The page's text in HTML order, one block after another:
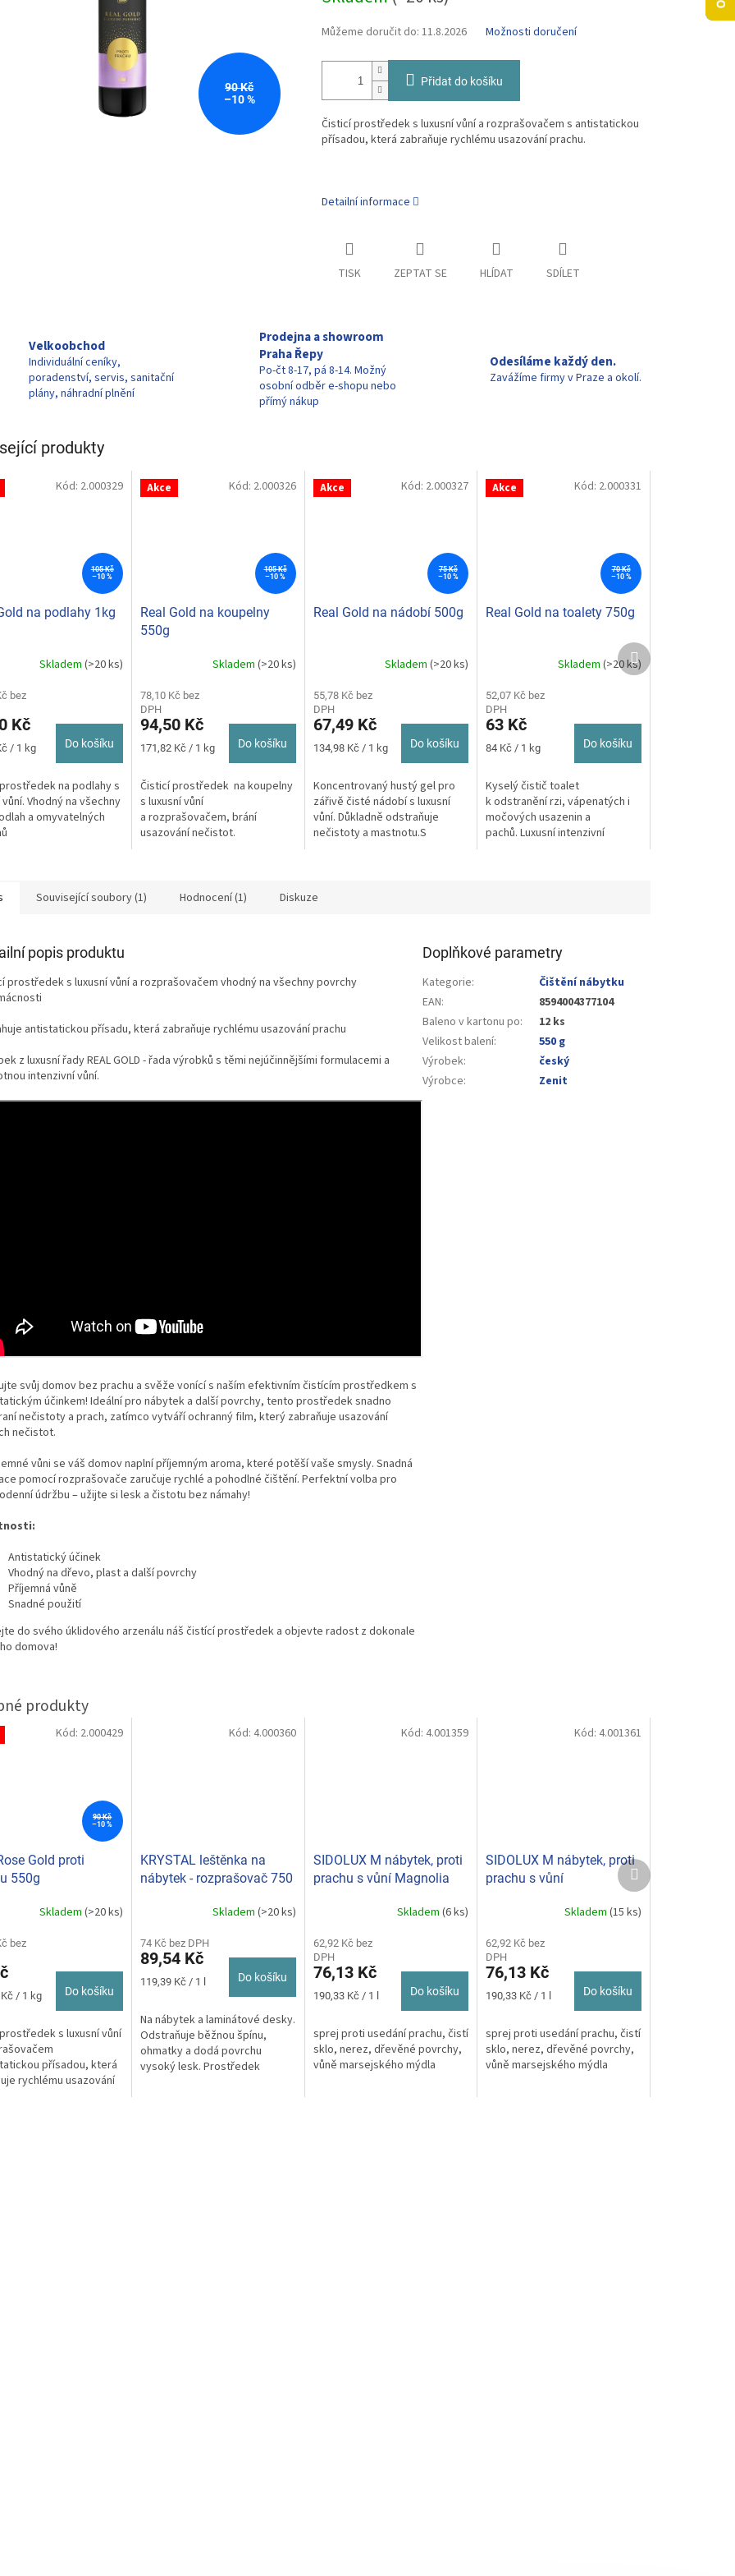
90 Kč
–10 %
Můžeme doručit do: 11.8.2026 Možnosti doručení
Přidat do košíku
Čisticí prostředek s luxusní vůní a rozprašovačem s antistatickou
přísadou, která zabraňuje rychlému usazování prachu.
Detailní informace
TISK ZEPTAT SE HLÍDAT SDÍLET
Velkoobchod
Individuální ceníky,
poradenství, servis, sanitační
plány, náhradní plnění
Prodejna a showroom
Praha Řepy
Po-čt 8-17, pá 8-14. Možný
osobní odběr e-shopu nebo
přímý nákup
Odesíláme každý den.
Zavážíme firmy v Praze a okolí.
produkty
105 Kč
–10 %
na podlahy 1kg
Skladem (>20 ks)
bez
Kč
/ 1 kg Do košíku
na podlahy s
Vhodný na všechny
a omyvatelných
Kód: 2.000329 Akce
105 Kč
–10 %
Real Gold na koupelny
550g
produktu
je
5,0
z
hvězdiček.
Skladem (>20 ks)
78,10 Kč bez
DPH
94,50 Kč
Měrná
171,82 Kč / 1 kg Do košíku
Čisticí prostředek na koupelny
s luxusní vůní
a rozprašovačem, brání
usazování nečistot.
Kód: 2.000326 Akce
75 Kč
–10 %
Real Gold na nádobí 500g
Skladem(>20 ks)
55,78 Kč bez
DPH
67,49 Kč
Měrná
134,98 Kč / 1 kg Do košíku
Koncentrovaný hustý gel pro
zářivě čisté nádobí s luxusní
vůní. Důkladně odstraňuje
nečistoty a mastnotu.S
Kód: 2.000327 Akce
70 Kč
–10 %
Real Gold na toalety 750g
Skladem (>20 ks)
52,07 Kč bez
DPH
63 Kč
Měrná
84 Kč / 1 kg Do košíku
Kyselý čistič toalet
k odstranění rzi, vápenatých i
močových usazenin a
pachů. Luxusní intenzivní
Kód: 2.000331
Další
produkt
Související soubory (1) Hodnocení (1) Diskuze
popis produktu
prostředek s luxusní vůní a rozprašovačem vhodný na všechny povrchy
antistatickou přísadu, která zabraňuje rychlému usazování prachu
z luxusní řady REAL GOLD - řada výrobků s těmi nejúčinnějšími formulacemi a
intenzivní vůní.
svůj domov bez prachu a svěže vonící s naším efektivním čistícím prostředkem s
účinkem! Ideální pro nábytek a další povrchy, tento prostředek snadno
nečistoty a prach, zatímco vytváří ochranný film, který zabraňuje usazování
nečistot.
vůni se váš domov naplní příjemným aroma, které potěší vaše smysly. Snadná
pomocí rozprašovače zaručuje rychlé a pohodlné čištění. Perfektní volba pro
údržbu – užijte si lesk a čistotu bez námahy!
Antistatický účinek
Vhodný na dřevo, plast a další povrchy
Příjemná vůně
Snadné použití
do svého úklidového arzenálu náš čistící prostředek a objevte radost z dokonale
domova!
Doplňkové parametry
Kategorie:
Čištění nábytku
EAN:
8594004377104
Baleno v kartonu po:
12 ks
Velikost balení:
550 g
Výrobek:
český
Výrobce: Zenit
90 Kč
–10 %
Gold proti
550g
Skladem (>20 ks)
bez
/ 1 kg Do košíku
s luxusní vůní
přísadou, která
rychlému usazování
Kód: 2.000429
KRYSTAL leštěnka na
nábytek - rozprašovač 750
produktu
je
5,0
hvězdiček.
Skladem (>20 ks)
74 Kč bez DPH
89,54 Kč
Měrná
119,39 Kč / 1 l Do košíku
Na nábytek a laminátové desky.
Odstraňuje běžnou špínu,
ohmatky a dodá povrchu
vysoký lesk. Prostředek
Kód: 4.000360
SIDOLUX M nábytek, proti
prachu s vůní Magnolia
produktu
je
5,0
z
Skladem(6 ks)
62,92 Kč bez
DPH
76,13 Kč
Měrná
190,33 Kč / 1 l Do košíku
sprej proti usedání prachu, čistí
sklo, nerez, dřevěné povrchy,
vůně marsejského mýdla
Kód: 4.001359
SIDOLUX M nábytek, proti
prachu s vůní
levandule 400ml
produktu
je
5,0
z
Skladem(15 ks)
62,92 Kč bez
DPH
76,13 Kč
Měrná
190,33 Kč / 1 l Do košíku
sprej proti usedání prachu, čistí
sklo, nerez, dřevěné povrchy,
vůně marsejského mýdla
Kód: 4.001361
Další
produkt